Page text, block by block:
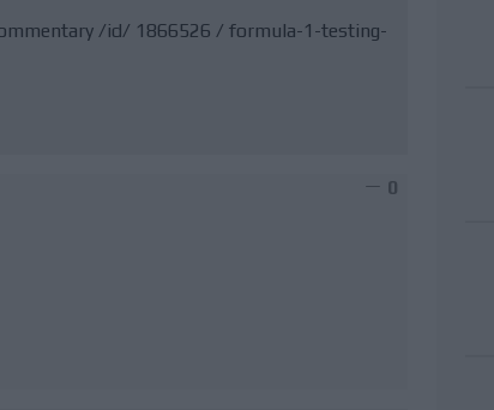
/id/ 1866526 / formula-1-testing-
0